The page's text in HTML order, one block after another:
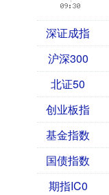
深证成指
沪深300
北证50
创业板指
基金指数
国债指数
期指IC0